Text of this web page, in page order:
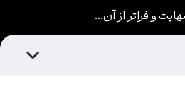
و فراتر از آن...